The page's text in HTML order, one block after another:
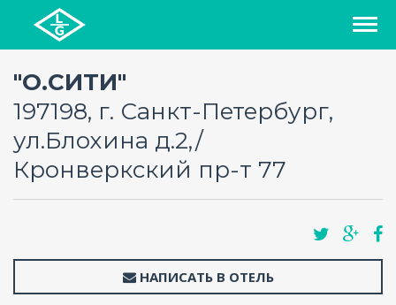
РЕГИОНЫ
О ПРОЕКТЕ
FAQ
"О.СИТИ"
197198, г. Санкт-Петербург,
ул.Блохина д.2,/
Кронверкский пр-т 77
НАПИСАТЬ В ОТЕЛЬ